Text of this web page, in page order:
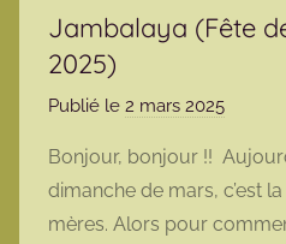
Jambalaya (Fête
2025)
Publié le 2 mars 2025
r
m
a
Bonjour, bonjour !!
dimanche de mars, c’est
mères. Alors pour